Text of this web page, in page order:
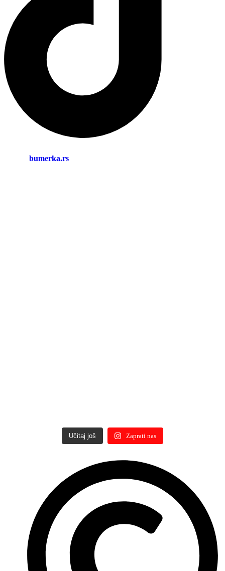
bumerka.rs
Učitaj još Zaprati nas